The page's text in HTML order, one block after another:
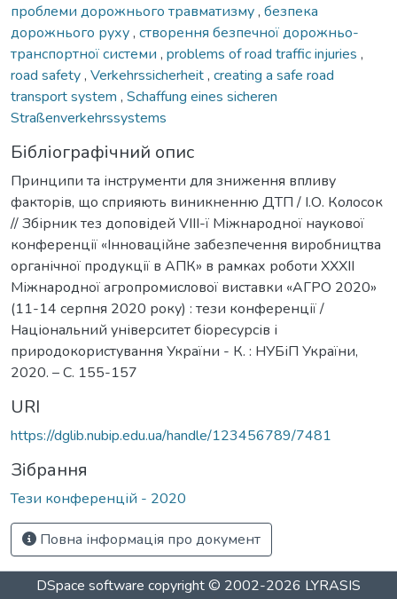
проблеми дорожнього травматизму, безпека
дорожнього руху, створення безпечної дорожньо-
транспортної системи , problems of road traffic injuries ,
road safety, Verkehrssicherheit, creating a safe road
transport system , Schaffung eines sicheren
Straßenverkehrssystems
Бібліографічний опис
Принципи та інструменти для зниження впливу
факторів, що сприяють виникненню ДТП / І.О. Колосок
// Збірник тез доповідей VIII-ї Міжнародної наукової
конференції «Інноваційне забезпечення виробництва
органічної продукції в АПК» в рамках роботи XXXII
Міжнародної агропромислової виставки «АГРО 2020»
(11-14 серпня 2020 року) : тези конференції /
Національний університет біоресурсів і
природокористування України - К. : НУБіП України,
2020. – C. 155-157
URI
https://dglib.nubip.edu.ua/handle/123456789/7481
Зібрання
Тези конференцій - 2020
Повна інформація про документ
DSpace software copyright © 2002-2026 LYRASIS